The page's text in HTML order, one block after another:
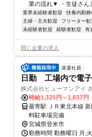
業の流れ▼ ・生徒さん
業界未経験者歓迎 扶養内勤務
主婦・主夫歓迎
フリーター歓
未経験者歓迎
経験者歓迎 有
同じ企業の求人
派遣社員
日勤 工場内で電
株式会社ヒューマンアイ
時給1,325円～1,657円
最寄駅 ＪＲ東北本線
料駐車場完備
宮城県登米市
勤務時間 勤務曜日 月,